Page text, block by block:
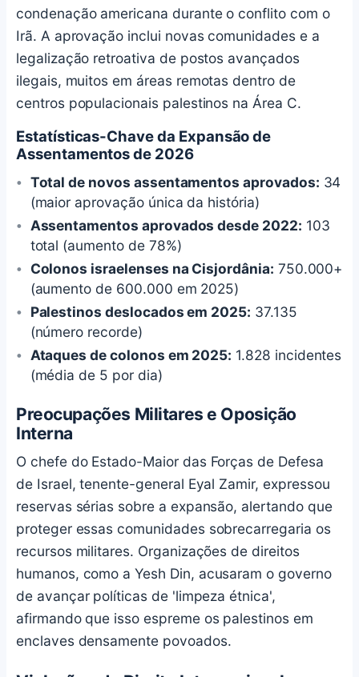
condenação americana durante o conflito com o
Irã. A aprovação inclui novas comunidades e a
legalização retroativa de postos avançados
ilegais, muitos em áreas remotas dentro de
centros populacionais palestinos na Área C.
Estatísticas-Chave da Expansão de
Assentamentos de 2026
Total de novos assentamentos aprovados: 34
(maior aprovação única da história)
Assentamentos aprovados desde 2022: 103
total (aumento de 78%)
Colonos israelenses na Cisjordânia: 750.000+
(aumento de 600.000 em 2025)
Palestinos deslocados em 2025: 37.135
(número recorde)
Ataques de colonos em 2025: 1.828 incidentes
(média de 5 por dia)
Preocupações Militares e Oposição
Interna
O chefe do Estado-Maior das Forças de Defesa
de Israel, tenente-general Eyal Zamir, expressou
reservas sérias sobre a expansão, alertando que
proteger essas comunidades sobrecarregaria os
recursos militares. Organizações de direitos
humanos, como a Yesh Din, acusaram o governo
de avançar políticas de 'limpeza étnica',
afirmando que isso espreme os palestinos em
enclaves densamente povoados.